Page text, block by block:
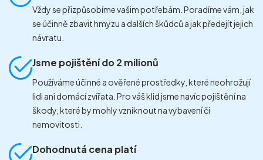
Vždy se přizpůsobíme vašim potřebám. Poradíme vám, jak
se účinně zbavit hmyzu a dalších škůdců a jak předejít jejich
návratu.
Jsme pojištění do 2 milionů
Používáme účinné a ověřené prostředky, které neohrožují
lidi ani domácí zvířata. Pro váš klid jsme navíc pojištění na
škody, které by mohly vzniknout na vybavení či
nemovitosti.
Dohodnutá cena platí